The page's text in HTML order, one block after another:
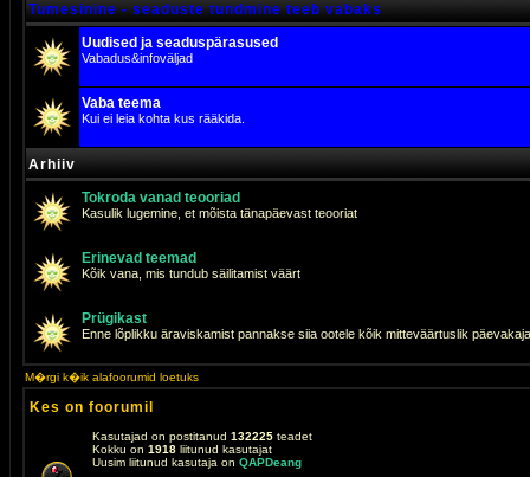
Tumesinine - seaduste tundmine teeb vabaks
Uudised ja seaduspärasused
Vabadus&infoväljad
Vaba teema
Kui ei leia kohta kus rääkida.
Arhiiv
Tokroda vanad teooriad
Kasulik lugemine, et mõista tänapäevast teooriat
Erinevad teemad
Kõik vana, mis tundub säilitamist väärt
Prügikast
Enne lõplikku äraviskamist pannakse siia ootele kõik mitteväärtuslik
M�rgi k�ik alafoorumid loetuks
Kes on foorumil
Kasutajad on postitanud 132225 teadet
Kokku on 1918 liitunud kasutajat
Uusim liitunud kasutaja on QAPDeang